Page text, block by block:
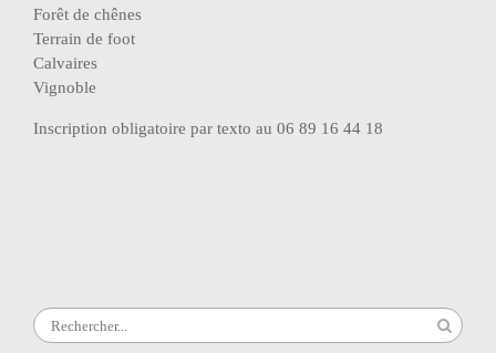
Forêt de chênes
Terrain de foot
Calvaires
Vignoble
Inscription obligatoire par texto au 06 89 16 44 18
Search
for: